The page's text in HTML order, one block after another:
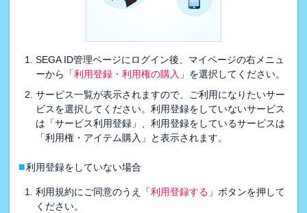
SEGA ID管理ページにログイン後、マイページの右メニュ
ーから「利用登録・利用権の購入 」を選択してください。
サービス一覧が表示されますので、ご利用になりたいサー
ビスを選択してください。利用登録をしていないサービス
は「サービス利用登録」、利用登録をしているサービスは
「利用権・アイテム購入」と表示されます。
■利用登録をしていない場合
利用規約にご同意のうえ「利用登録する 」ボタンを押して
ください。